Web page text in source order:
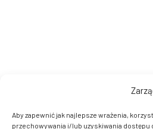
Aby zapewnić jak najlepsze wrażenia,
przechowywania i/lub uzyskiwania dostępu